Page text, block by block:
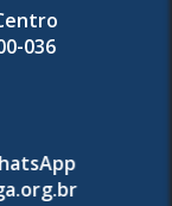
036